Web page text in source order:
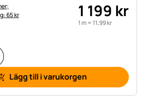
65 kr
1 199 kr
1 m =11,99kr
Lägg till i varukorgen